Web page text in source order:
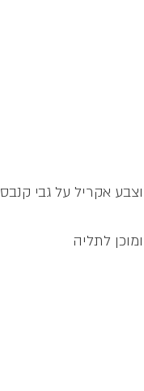
אקריל על גבי קנבס
לתליה